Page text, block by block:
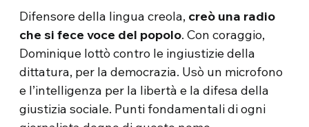
Difensore della lingua creola, creò una radio
che si fece voce del popolo. Con coraggio,
Dominique lottò contro le ingiustizie della
dittatura, per la democrazia. Usò un microfono
e l’intelligenza per la libertà e la difesa della
giustizia sociale. Punti fondamentali di ogni